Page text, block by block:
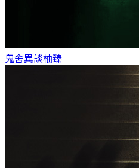
鬼舍異談柚臻